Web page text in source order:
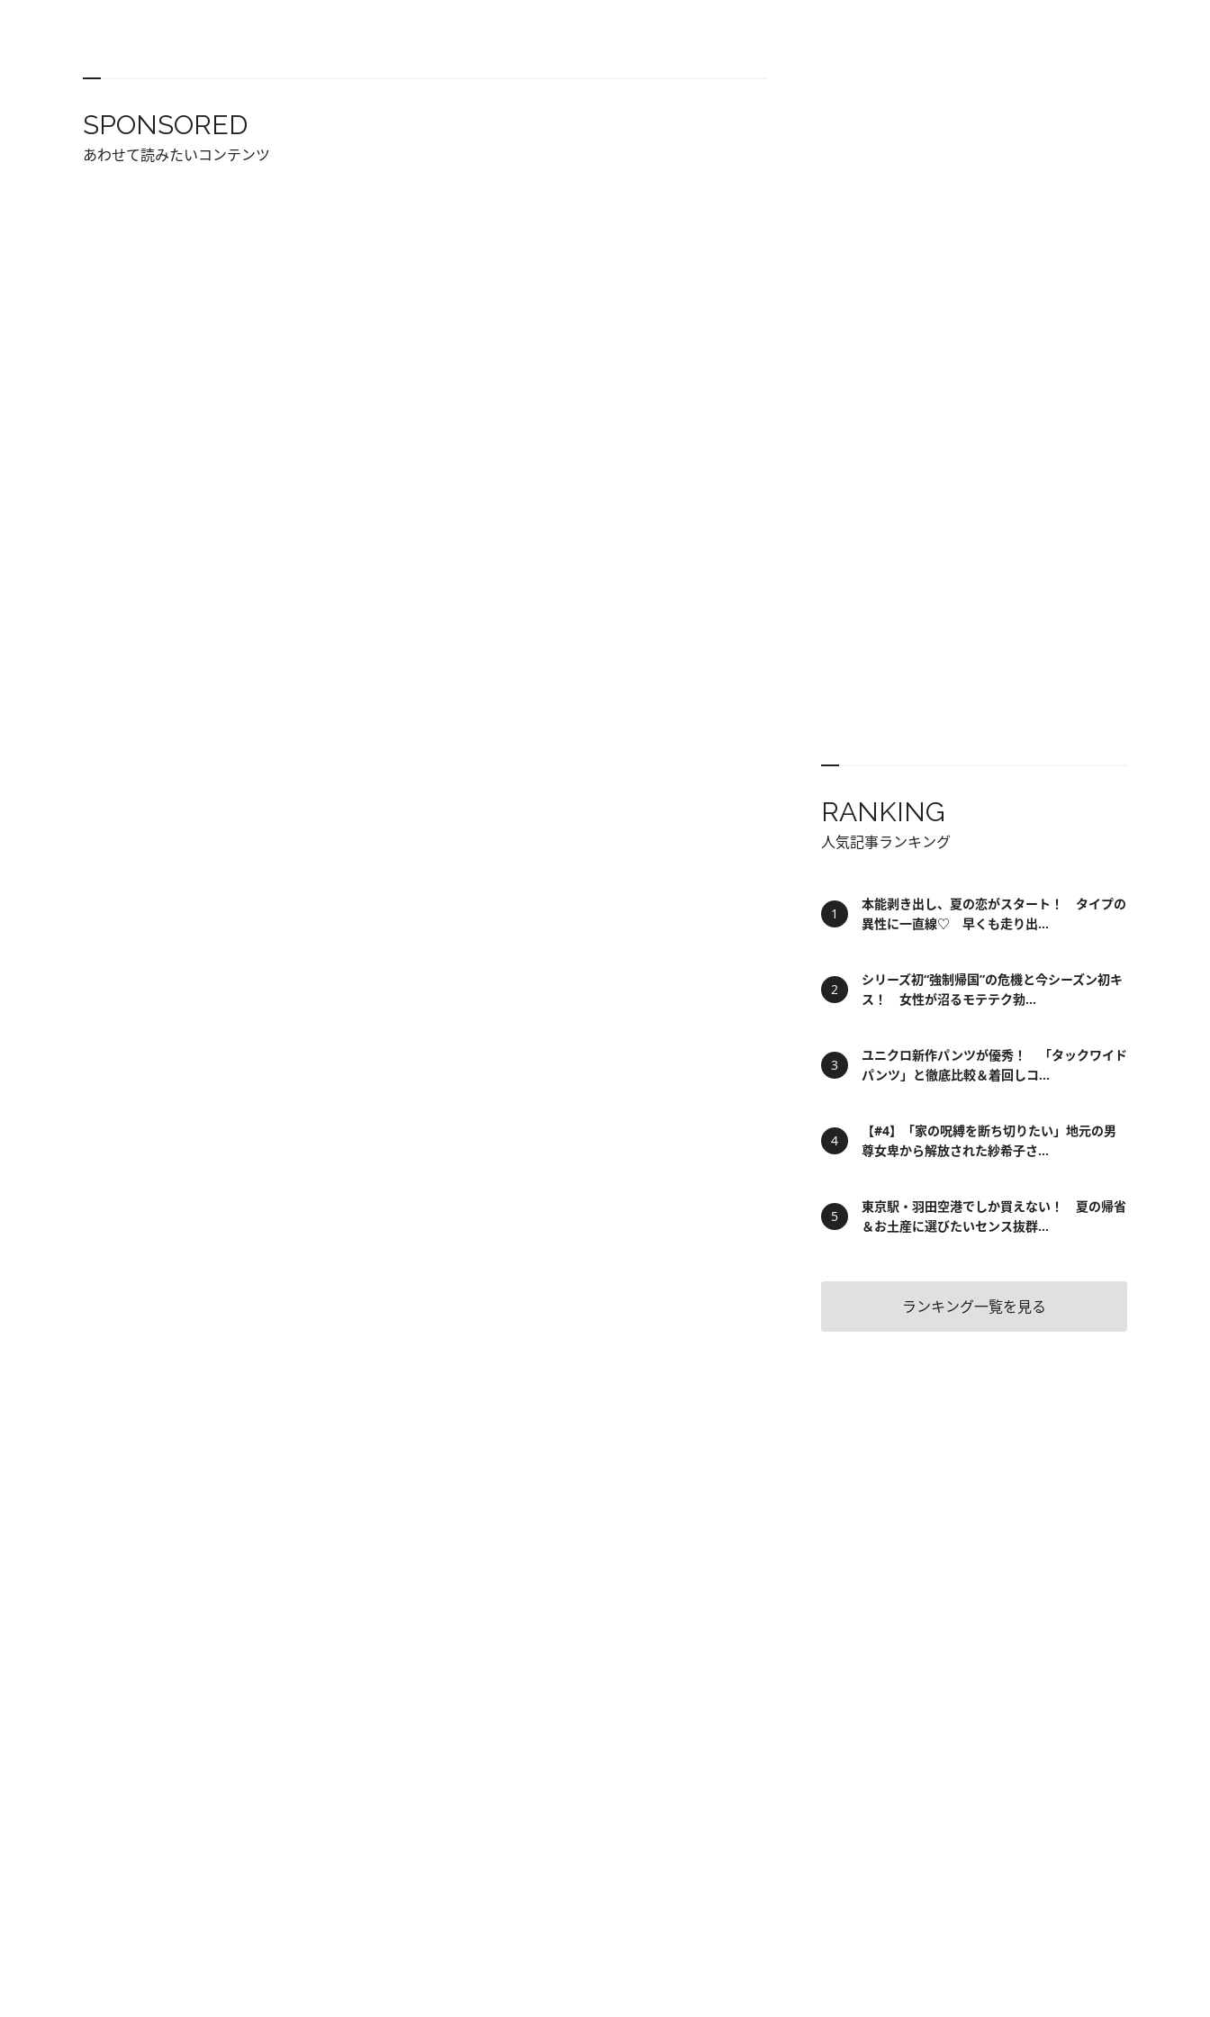
SPONSORED
あわせて読みたいコンテンツ
RANKING
人気記事ランキング
本能剥き出し、夏の恋がスタート！ タイプの
異性に一直線♡ 早くも走り出...
シリーズ初“強制帰国”の危機と今シーズン初キ
ス！ 女性が沼るモテテク勃...
ユニクロ新作パンツが優秀！ 「タックワイド
パンツ」と徹底比較＆着回しコ...
【#4】「家の呪縛を断ち切りたい」地元の男
尊女卑から解放された紗希子さ...
東京駅・羽田空港でしか買えない！ 夏の帰省
＆お土産に選びたいセンス抜群...
ランキング一覧を見る